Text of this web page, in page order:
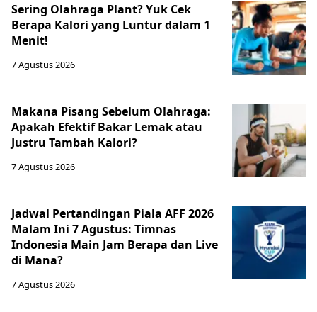
Sering Olahraga Plant? Yuk Cek
Berapa Kalori yang Luntur dalam 1
Menit!
7 Agustus 2026
Makana Pisang Sebelum Olahraga:
Apakah Efektif Bakar Lemak atau
Justru Tambah Kalori?
7 Agustus 2026
Jadwal Pertandingan Piala AFF 2026
Malam Ini 7 Agustus: Timnas
Indonesia Main Jam Berapa dan Live
di Mana?
7 Agustus 2026